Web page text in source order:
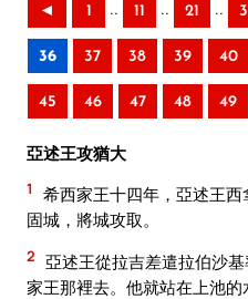
◄ 1 .. 11 .. 21 ..
36 37 38 39 40
45 46 47 48 49
亞述王攻猶大
1
希西家王十四年，亞述王
固城，將城攻取。
2 亞述王從拉吉差遣拉伯沙
家王那裡去。他就站在上池的